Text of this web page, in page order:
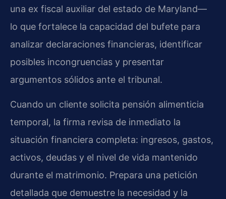
una ex fiscal auxiliar del estado de Maryland—
lo que fortalece la capacidad del bufete para
analizar declaraciones financieras, identificar
posibles incongruencias y presentar
argumentos sólidos ante el tribunal.
Cuando un cliente solicita pensión alimenticia
temporal, la firma revisa de inmediato la
situación financiera completa: ingresos, gastos,
activos, deudas y el nivel de vida mantenido
durante el matrimonio. Prepara una petición
detallada que demuestre la necesidad y la